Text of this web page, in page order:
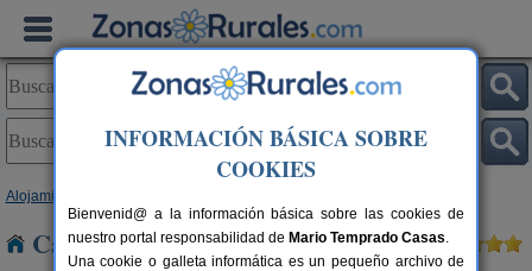
Alojamientos
Casas Rurales cerca de Villanubla
INFORMACIÓN BÁSICA SOBRE
COOKIES
Bienvenid@ a la información básica sobre las cookies de
nuestro portal responsabilidad de Mario Temprado Casas.
Una cookie o galleta informática es un pequeño archivo de